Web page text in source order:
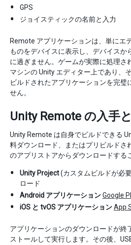
GPS
ジョイスティックの名前と入力
Remote アプリケーションは、単にエ
ものをデバイスに表示し、デバイスか
に過ぎません。ゲームが実際に処理さ
マシンの Unity エディター上であり、
ビルドされたアプリケーションを完璧
せん。
Unity Remote の入手
Unity Remote は自身でビルドできる
料ダウンロード、またはプリビルドさ
のアプリストアからダウンロードする
Unity Project(カスタムビルドが必
ロード
Android アプリケーションGoogle
iOS と tvOS アプリケーションApp
アプリケーションのダウンロードが終
ストールして実行します。その後、